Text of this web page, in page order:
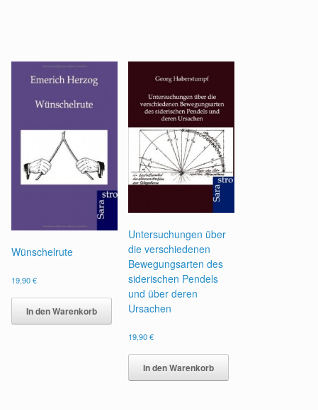
Wünschelrute
19,90€
In den Warenkorb
Untersuchungen über
die verschiedenen
Bewegungsarten des
siderischen Pendels
und über deren
Ursachen
19,90€
In den Warenkorb